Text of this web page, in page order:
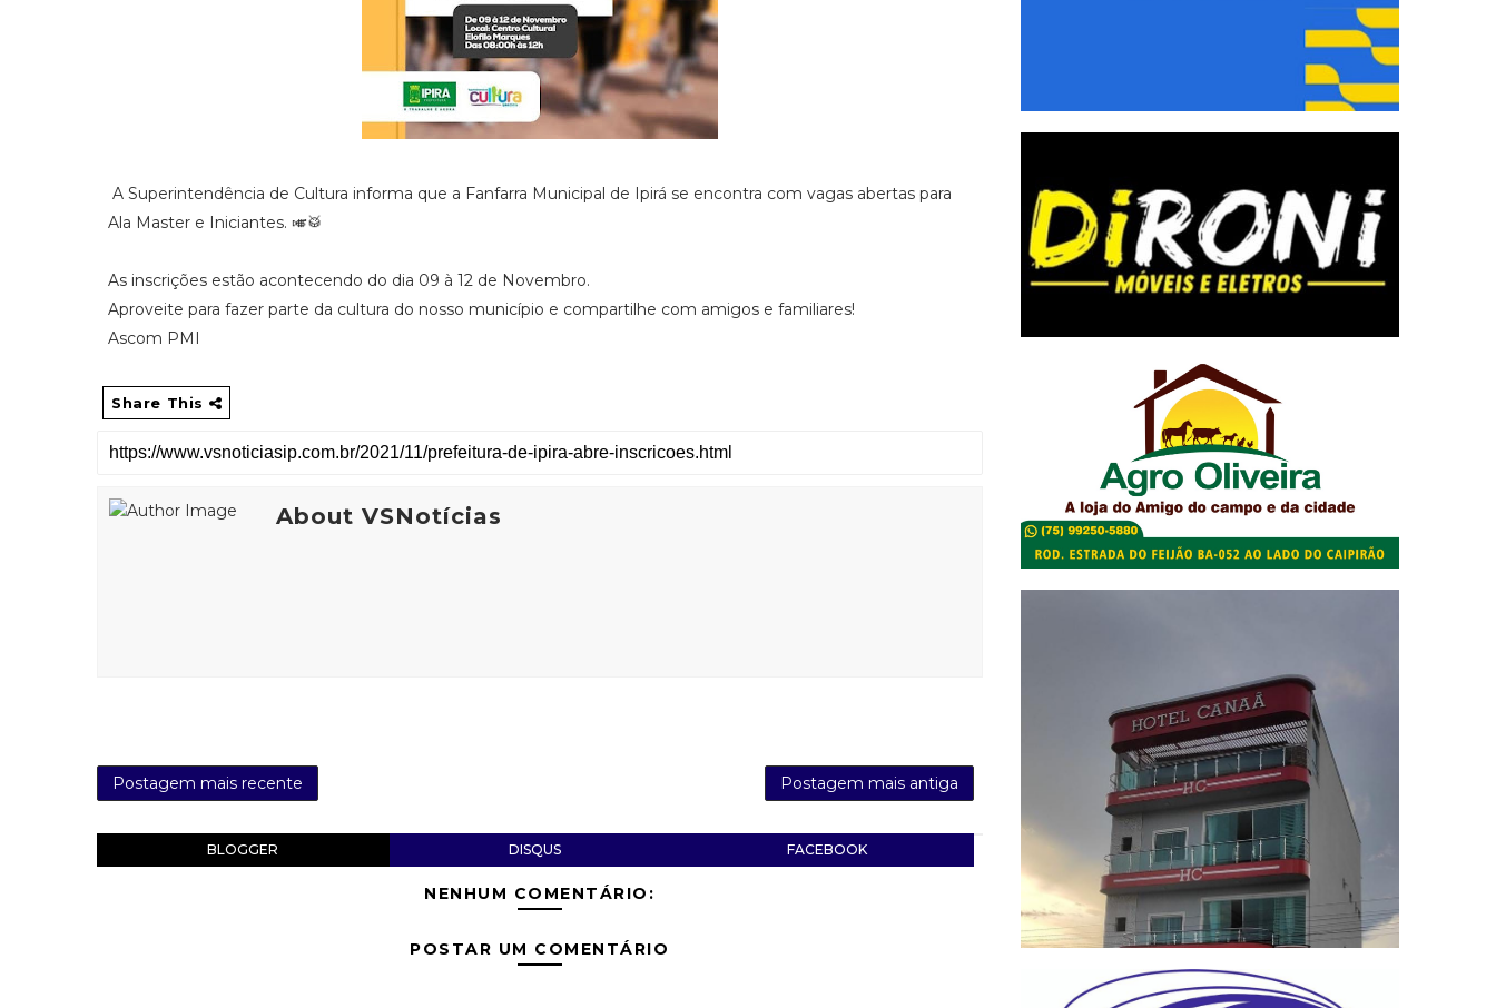
A Superintendência de Cultura informa que a Fanfarra Municipal de Ipirá se encontra com vagas abertas para
Ala Master e Iniciantes. 🎺🥁
As inscrições estão acontecendo do dia 09 à 12 de Novembro.
Aproveite para fazer parte da cultura do nosso município e compartilhe com amigos e familiares!
Ascom PMI
Share This
About VSNotícias
Postagem mais recente Postagem mais antiga
BLOGGER DISQUS FACEBOOK
NENHUM COMENTÁRIO:
POSTAR UM COMENTÁRIO